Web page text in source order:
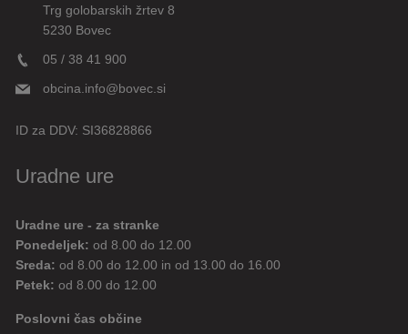
Trg golobarskih žrtev 8
5230 Bovec
05 / 38 41 900
obcina.info@bovec.si
ID za DDV: SI36828866
Uradne ure
Uradne ure - za stranke
Ponedeljek: od 8.00 do 12.00
Sreda: od 8.00 do 12.00 in od 13.00 do 16.00
Petek: od 8.00 do 12.00
Poslovni čas občine